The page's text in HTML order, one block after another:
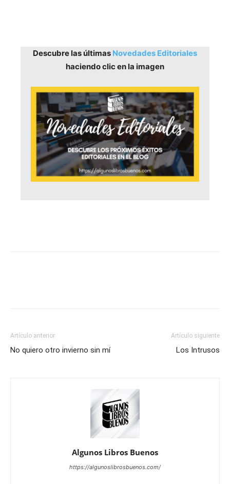
Descubre las últimas Novedades Editoriales
haciendo clic en la imagen
Artículo anterior
No quiero otro invierno sin mí
Artículo siguiente
Los Intrusos
Algunos Libros Buenos
https://algunoslibrosbuenos.com/